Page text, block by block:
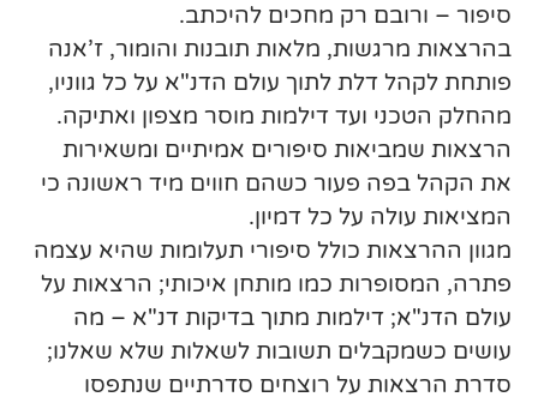
סיפור – ורובם רק מחכים להיכתב.
בהרצאות מרגשות, מלאות תובנות והומור, ז’אנה
פותחת לקהל דלת לתוך עולם הדנ"א על כל גווניו,
מהחלק הטכני ועד דילמות מוסר מצפון ואתיקה.
הרצאות שמביאות סיפורים אמיתיים ומשאירות
את הקהל בפה פעור כשהם חווים מיד ראשונה כי
המציאות עולה על כל דמיון.
מגוון ההרצאות כולל סיפורי תעלומות שהיא עצמה
פתרה, המסופרות כמו מותחן איכותי; הרצאות על
עולם הדנ"א; דילמות מתוך בדיקות דנ"א – מה
עושים כשמקבלים תשובות לשאלות שלא שאלנו;
סדרת הרצאות על רוצחים סדרתיים שנתפסו